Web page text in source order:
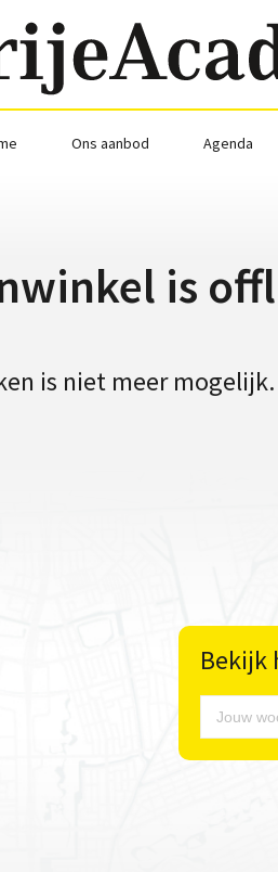
Ons aanbod Agenda
is
is niet meer mogelijk.
Bekijk